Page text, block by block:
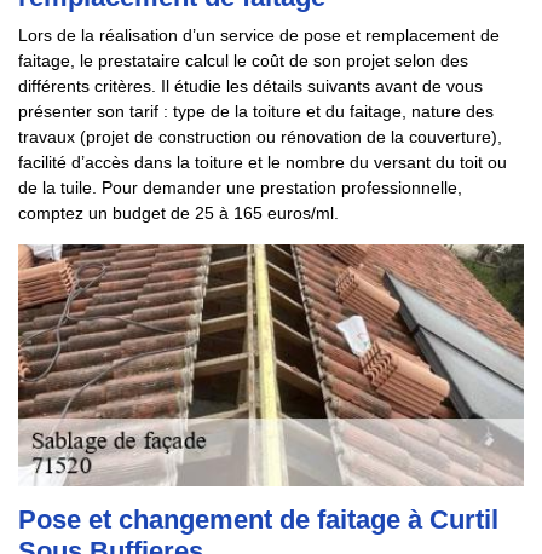
Lors de la réalisation d’un service de pose et remplacement de
faitage, le prestataire calcul le coût de son projet selon des
différents critères. Il étudie les détails suivants avant de vous
présenter son tarif : type de la toiture et du faitage, nature des
travaux (projet de construction ou rénovation de la couverture),
facilité d’accès dans la toiture et le nombre du versant du toit ou
de la tuile. Pour demander une prestation professionnelle,
comptez un budget de 25 à 165 euros/ml.
Pose et changement de faitage à Curtil